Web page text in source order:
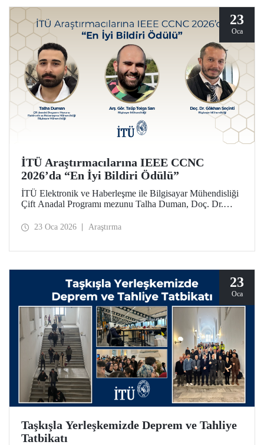
23
Oca
İTÜ Araştırmacılarına IEEE CCNC
2026’da “En İyi Bildiri Ödülü”
İTÜ Elektronik ve Haberleşme ile Bilgisayar Mühendisliği
Çift Anadal Programı mezunu Talha Duman, Doç. Dr.
kapsamında, Arş. Gör. Talip Tolga Sarı ile birlikte sunduğu
23 Oca 2026 Araştırma
23
Oca
Taşkışla Yerleşkemizde Deprem ve Tahliye
Tatbikatı